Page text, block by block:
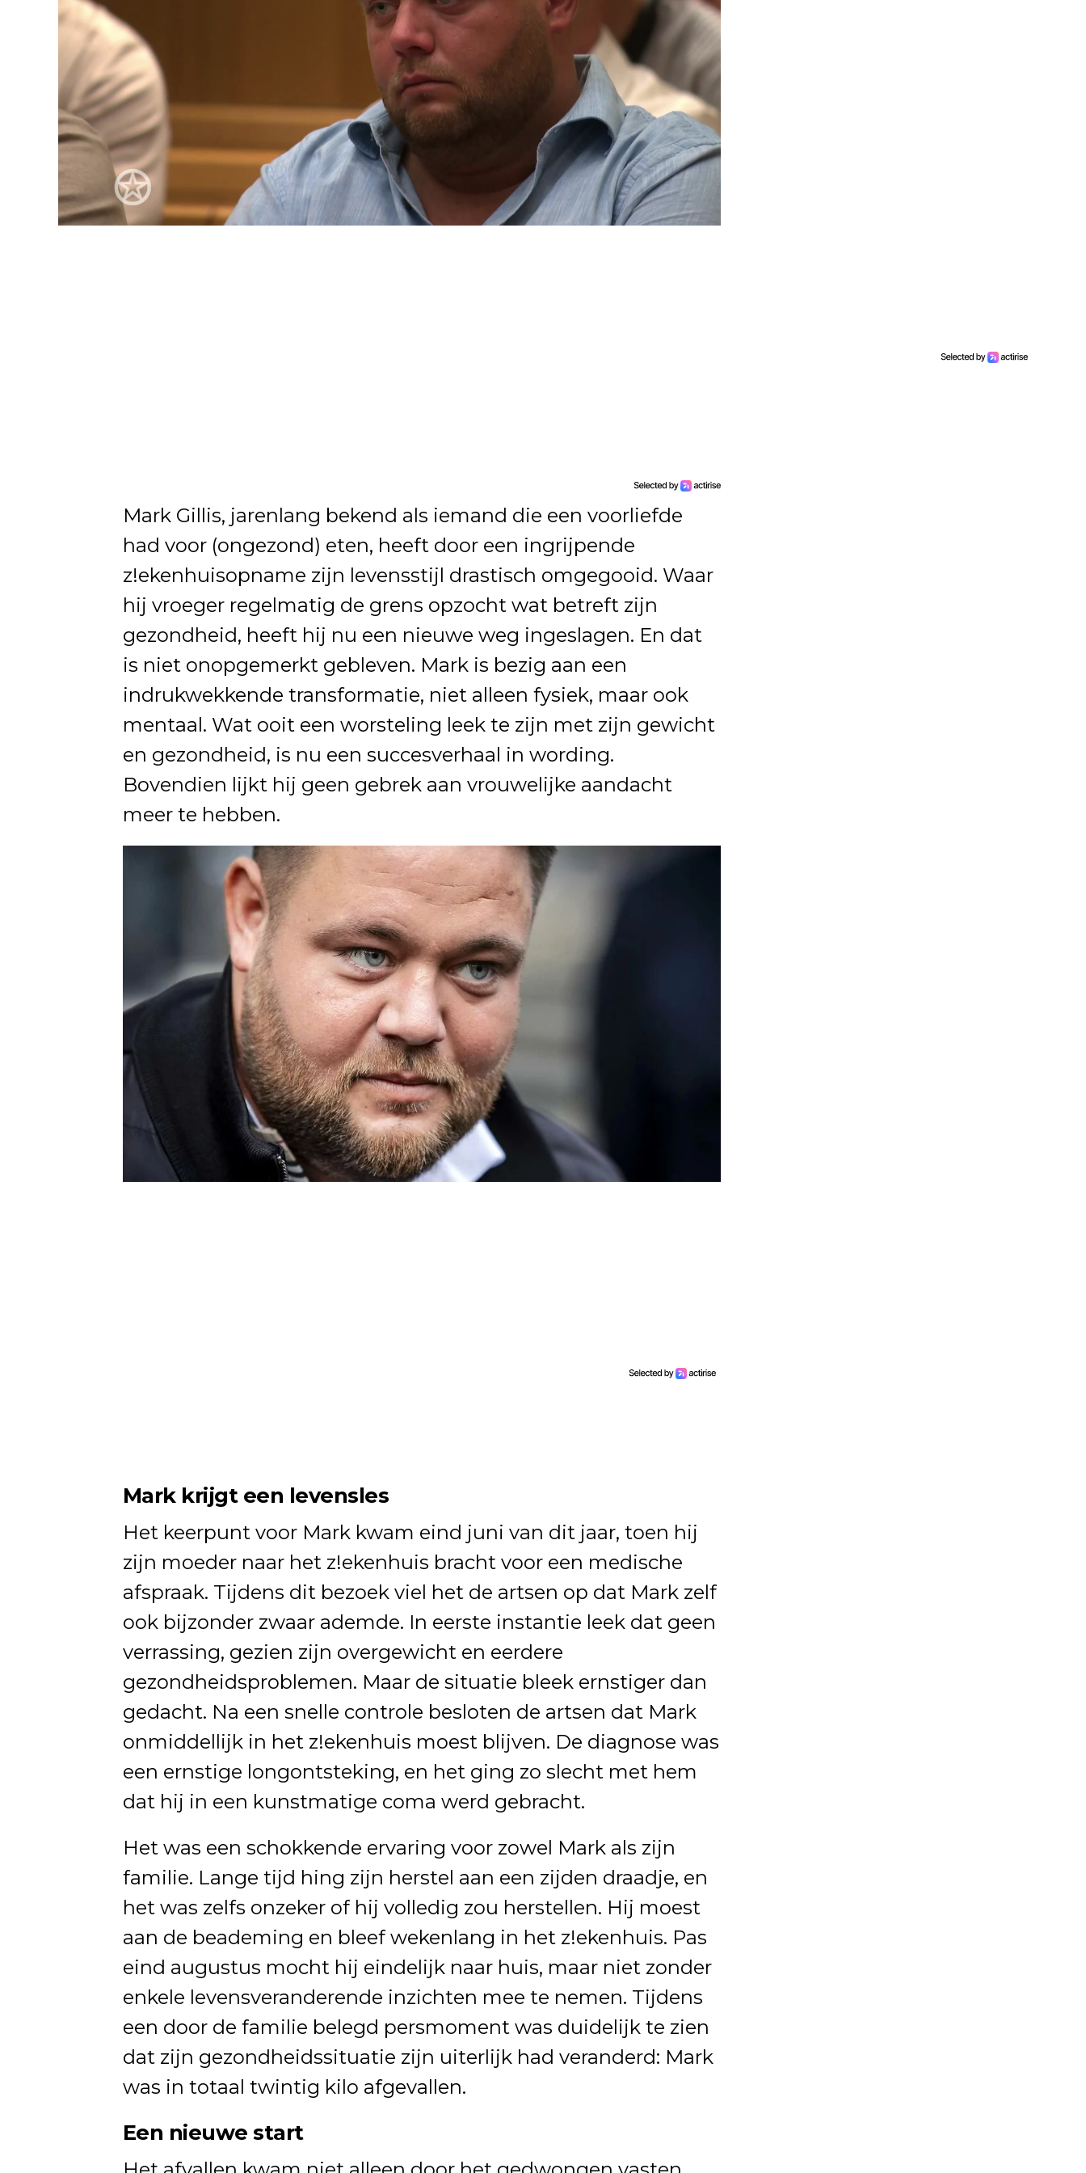
Mark Gillis, jarenlang bekend als iemand die een voorliefde
had voor (ongezond) eten, heeft door een ingrijpende
z!ekenhuisopname zijn levensstijl drastisch omgegooid. Waar
hij vroeger regelmatig de grens opzocht wat betreft zijn
gezondheid, heeft hij nu een nieuwe weg ingeslagen. En dat
is niet onopgemerkt gebleven. Mark is bezig aan een
indrukwekkende transformatie, niet alleen fysiek, maar ook
mentaal. Wat ooit een worsteling leek te zijn met zijn gewicht
en gezondheid, is nu een succesverhaal in wording.
Bovendien lijkt hij geen gebrek aan vrouwelijke aandacht
meer te hebben.
Mark krijgt een levensles
Het keerpunt voor Mark kwam eind juni van dit jaar, toen hij
zijn moeder naar het z!ekenhuis bracht voor een medische
afspraak. Tijdens dit bezoek viel het de artsen op dat Mark zelf
ook bijzonder zwaar ademde. In eerste instantie leek dat geen
verrassing, gezien zijn overgewicht en eerdere
gezondheidsproblemen. Maar de situatie bleek ernstiger dan
gedacht. Na een snelle controle besloten de artsen dat Mark
onmiddellijk in het z!ekenhuis moest blijven. De diagnose was
een ernstige longontsteking, en het ging zo slecht met hem
dat hij in een kunstmatige coma werd gebracht.
Het was een schokkende ervaring voor zowel Mark als zijn
familie. Lange tijd hing zijn herstel aan een zijden draadje, en
het was zelfs onzeker of hij volledig zou herstellen. Hij moest
aan de beademing en bleef wekenlang in het z!ekenhuis. Pas
eind augustus mocht hij eindelijk naar huis, maar niet zonder
enkele levensveranderende inzichten mee te nemen. Tijdens
een door de familie belegd persmoment was duidelijk te zien
dat zijn gezondheidssituatie zijn uiterlijk had veranderd: Mark
was in totaal twintig kilo afgevallen.
Een nieuwe start